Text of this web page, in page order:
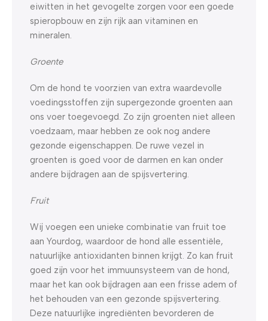
eiwitten in het gevogelte zorgen voor een goede
spieropbouw en zijn rijk aan vitaminen en
mineralen.
Groente
Om de hond te voorzien van extra waardevolle
voedingsstoffen zijn supergezonde groenten aan
ons voer toegevoegd. Zo zijn groenten niet alleen
voedzaam, maar hebben ze ook nog andere
gezonde eigenschappen. De ruwe vezel in
groenten is goed voor de darmen en kan onder
andere bijdragen aan de spijsvertering.
Fruit
Wij voegen een unieke combinatie van fruit toe
aan Yourdog, waardoor de hond alle essentiële,
natuurlijke antioxidanten binnen krijgt. Zo kan fruit
goed zijn voor het immuunsysteem van de hond,
maar het kan ook bijdragen aan een frisse adem of
het behouden van een gezonde spijsvertering.
Deze natuurlijke ingrediënten bevorderen de